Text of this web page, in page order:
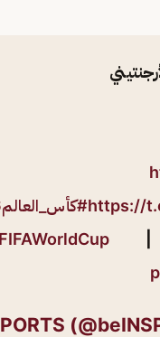
https://#كأس_العالم2026